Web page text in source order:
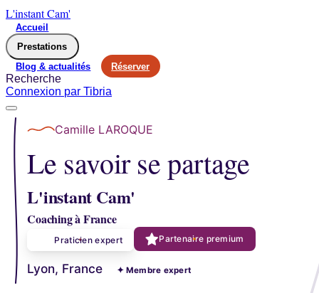
L'instant Cam'
Accueil
Prestations
Blog & actualités
Réserver
Recherche
Connexion par Tibria
Camille LAROQUE
Le savoir se partage
L'instant Cam'
Coaching à France
Praticien expert Partenaire premium
Lyon, France ✦ Membre expert